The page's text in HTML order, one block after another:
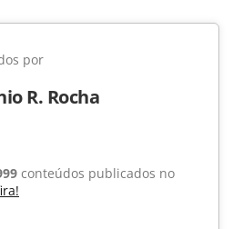
por
R. Rocha
conteúdos publicados no